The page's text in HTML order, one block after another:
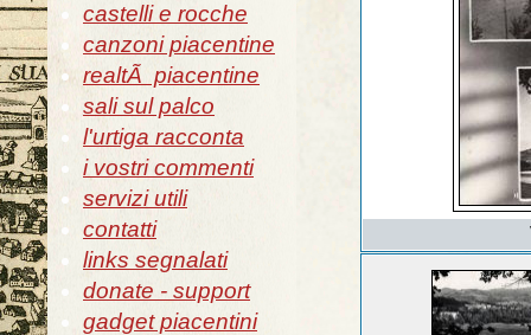
castelli e rocche
canzoni piacentine
realtÃ piacentine
sali sul palco
l'urtiga racconta
i vostri commenti
servizi utili
contatti
links segnalati
donate - support
gadget piacentini